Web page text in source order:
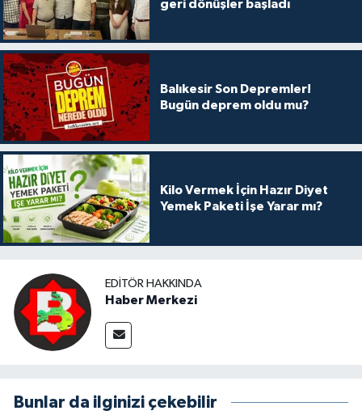
geri dönüşler başladı
Balıkesir Son Depremler!
Bugün deprem oldu mu?
Kilo Vermek İçin Hazır Diyet
Yemek Paketi İşe Yarar mı?
EDITÖR HAKKINDA
Haber Merkezi
Bunlar da ilginizi çekebilir